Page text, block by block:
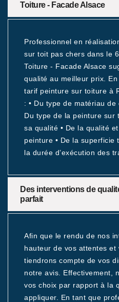
Toiture - Facade Alsace
Professionnel en
sur toit pas chers dans le
Toiture - Facade Alsace
qualité au meilleur prix.
tarif peinture sur toiture à
: • Du type de matériau
Du type de la peinture sur
sa qualité • De la qualité
peinture • De la superficie
la durée d’exécution des
Des interventions de
parfait
Afin que le rendu de nos
hauteur de vos attentes et
tiendrons compte de vos
notre avis. Effectivement,
vos choix par rapport à la
appliquer. En tant que